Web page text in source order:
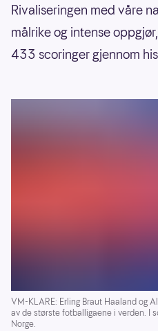
Rivaliseringen med våre
målrike og intense
433 scoringer gjennom
VM-KLARE: Erling Braut Haaland og
av de største fotballigaene i verden. I
Norge.